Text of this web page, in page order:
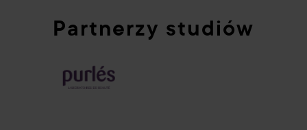
Partnerzy studiów